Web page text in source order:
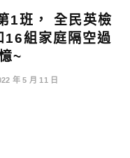
1班， 全民英檢
組家庭隔空過
~
年 5 月 11 日